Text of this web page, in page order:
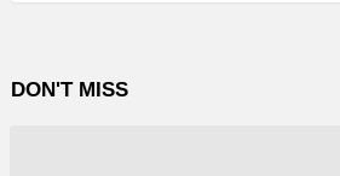
DON'T MISS